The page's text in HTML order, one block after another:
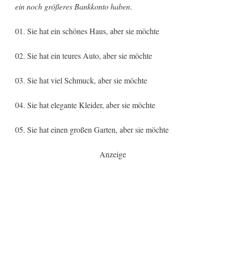
ein noch größeres Bankkonto haben.
01. Sie hat ein schönes Haus, aber sie möchte
02. Sie hat ein teures Auto, aber sie möchte
03. Sie hat viel Schmuck, aber sie möchte
04. Sie hat elegante Kleider, aber sie möchte
05. Sie hat einen großen Garten, aber sie möchte
Anzeige